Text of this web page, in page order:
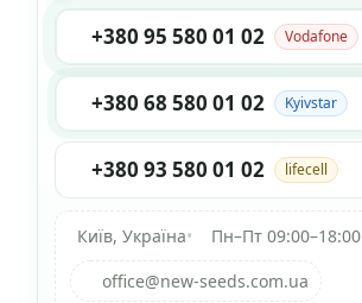
+380 95 580 01 02 Vodafone
+380 68 580 01 02 Kyivstar
+380 93 580 01 02 lifecell
Київ, Україна•
Пн–Пт 09:00–18:00
office@new-seeds.com.ua